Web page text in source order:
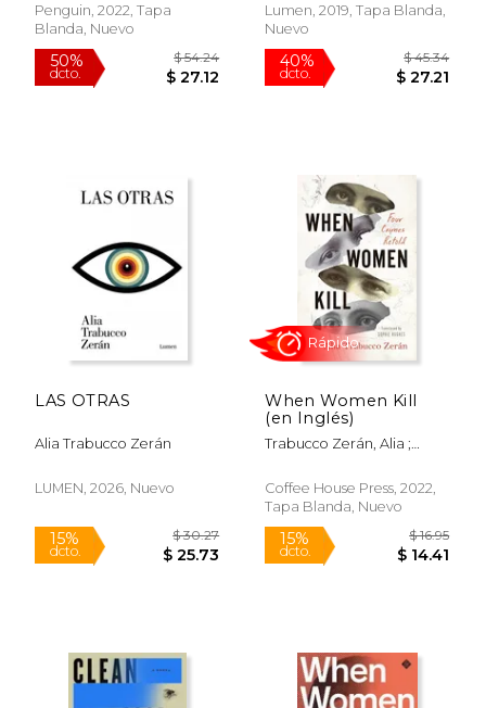
Penguin, 2022, Tapa
Blanda, Nuevo
50%
dcto.
Lumen, 2019, Tapa Blanda,
Nuevo
40%
dcto.
LAS OTRAS
Alia Trabucco Zerán
LUMEN, 2026, Nuevo
When Women Kill
(en Inglés)
Trabucco Zerán, Alia ;
Coffee House Press, 2022,
Tapa Blanda, Nuevo